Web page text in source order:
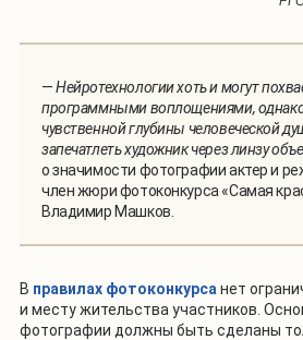
—Нейротехнологии хоть и могут
программными воплощениями,
чувственной глубины человеческой
запечатлеть художник через линзу
о значимости фотографии актер и
член жюри фотоконкурса «Самая
Владимир Машков.
В правилах фотоконкурса нет
и месту жительства участников.
фотографии должны быть сделаны